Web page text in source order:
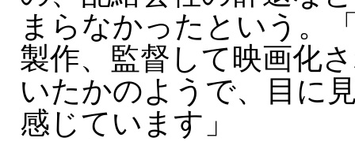
まらなかったという。
製作、監督して映画化
いたかのようで、目に
感じています」